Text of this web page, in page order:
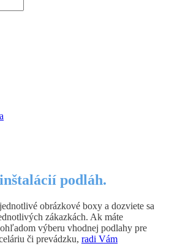
podláh.
obrázkové boxy a dozviete sa
zákazkách. Ak máte
výberu vhodnej podlahy pre
či prevádzku, radi Vám